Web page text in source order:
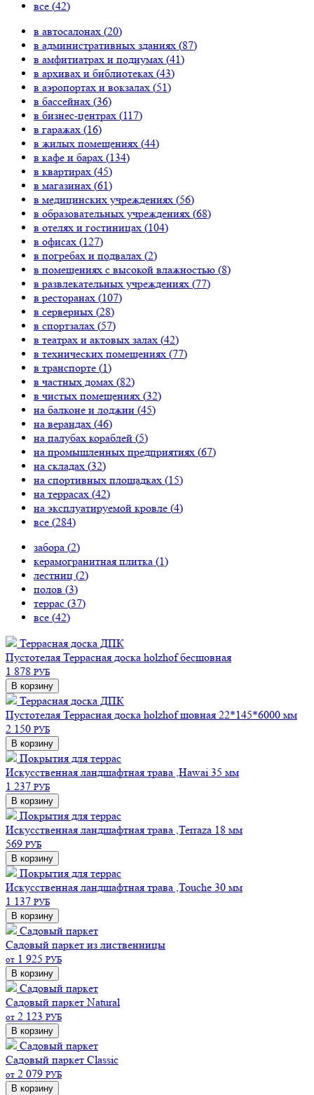
все (42)
в автосалонах (20)
в административных зданиях (87)
в амфитиатрах и подиумах (41)
в архивах и библиотеках (43)
в аэропортах и вокзалах (51)
в бассейнах (36)
в бизнес-центрах (117)
в гаражах (16)
в жилых помещениях (44)
в кафе и барах (134)
в квартирах (45)
в магазинах (61)
в медицинских учреждениях (56)
в образовательных учреждениях (68)
в отелях и гостиницах (104)
в офисах (127)
в погребах и подвалах (2)
в помещениях с высокой влажностью (8)
в развлекательных учреждениях (77)
в ресторанах (107)
в серверных (28)
в спортзалах (57)
в театрах и актовых залах (42)
в технических помещениях (77)
в транспорте (1)
в частных домах (82)
в чистых помещениях (32)
на балконе и лоджии (45)
на верандах (46)
на палубах кораблей (5)
на промышленных предприятиях (67)
на складах (32)
на спортивных площадках (15)
на террасах (42)
на эксплуатируемой кровле (4)
все (284)
забора (2)
керамогранитная плитка (1)
лестниц (2)
полов (3)
террас (37)
все (42)
Террасная доска ДПК
Пустотелая Террасная доска holzhof бесшовная
1 878 РУБ
В корзину
Террасная доска ДПК
Пустотелая Террасная доска holzhof шовная 22*145*6000 мм
2 150 РУБ
В корзину
Покрытия для террас
Искусственная ландшафтная трава ,Hawai 35 мм
1 237 РУБ
В корзину
Покрытия для террас
Искусственная ландшафтная трава ,Terraza 18 мм
569 РУБ
В корзину
Покрытия для террас
Искусственная ландшафтная трава ,Touche 30 мм
1 137 РУБ
В корзину
Садовый паркет
Садовый паркет из лиственницы
от 1 925 РУБ
В корзину
Садовый паркет
Садовый паркет Natural
от 2 123 РУБ
В корзину
Садовый паркет
Садовый паркет Classic
от 2 079 РУБ
В корзину